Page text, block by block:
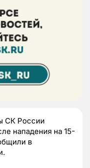
СК России
нападения на 15-
в